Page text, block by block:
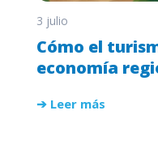
3 julio
Cómo el
economía
➔ Leer más